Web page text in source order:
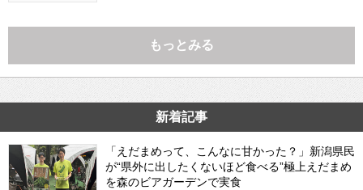
もっとみる
新着記事
「えだまめって、こんなに甘かった？」新潟県民
が“県外に出したくないほど食べる”極上えだまめ
を森のビアガーデンで実食